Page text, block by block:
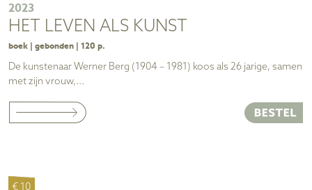
2023
HET LEVEN ALS KUNST
boek | gebonden | 120 p.
De kunstenaar Werner Berg (1904 – 1981) koos als 26 jarige, samen
met zijn vrouw,...
€ 10